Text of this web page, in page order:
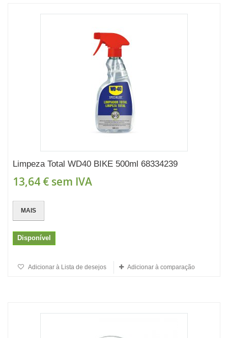
Limpeza Total WD40 BIKE 500ml 68334239
13,64 € sem IVA
MAIS
Disponível
Adicionar à Lista de desejos Adicionar à comparação